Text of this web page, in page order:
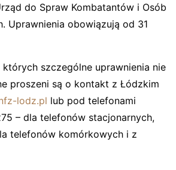
do Spraw Kombatantów i Osób
Uprawnienia obowiązują od 31
których szczególne uprawnienia nie
proszeni są o kontakt z Łódzkim
lodz.pl lub pod telefonami
– dla telefonów stacjonarnych,
telefonów komórkowych i z